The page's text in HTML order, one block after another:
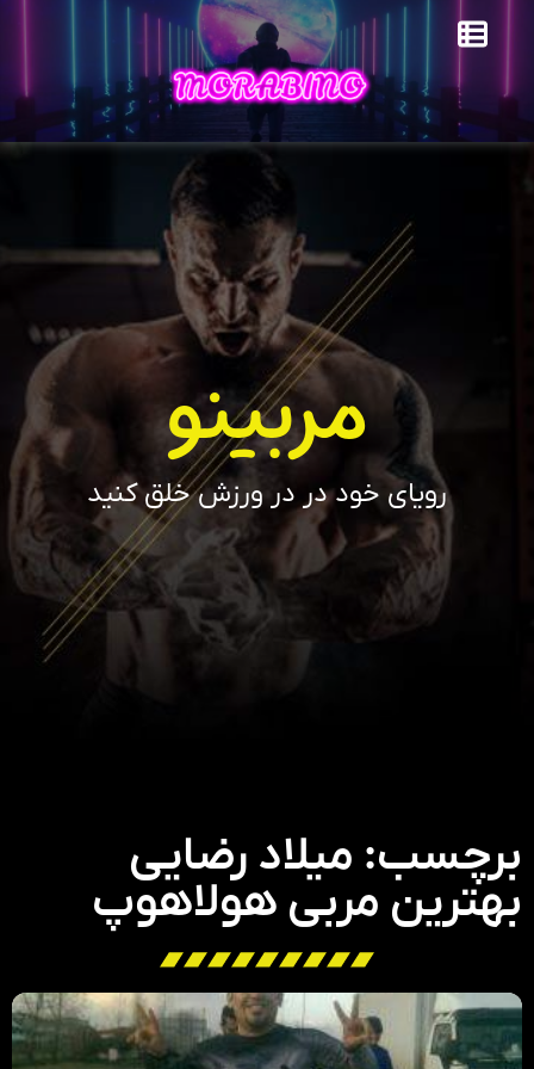
مربینو
رویای خود در در ورزش خلق کنید
برچسب: میلاد رضایی
بهترین مربی هولاهوپ